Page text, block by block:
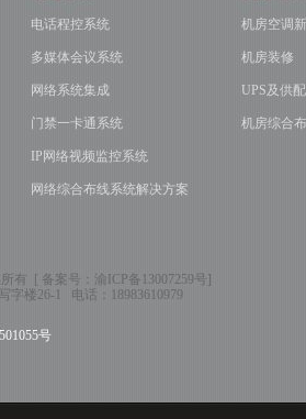
电话程控系统
多媒体会议系统
网络系统集成
门禁一卡通系统
IP网络视频监控系统
网络综合布线系统解决方案
机房空调
机房装修
UPS及供
机房综合
有 [ 备案号： 渝ICP备13007259号]
字楼26-1 电话： 18983610979
号